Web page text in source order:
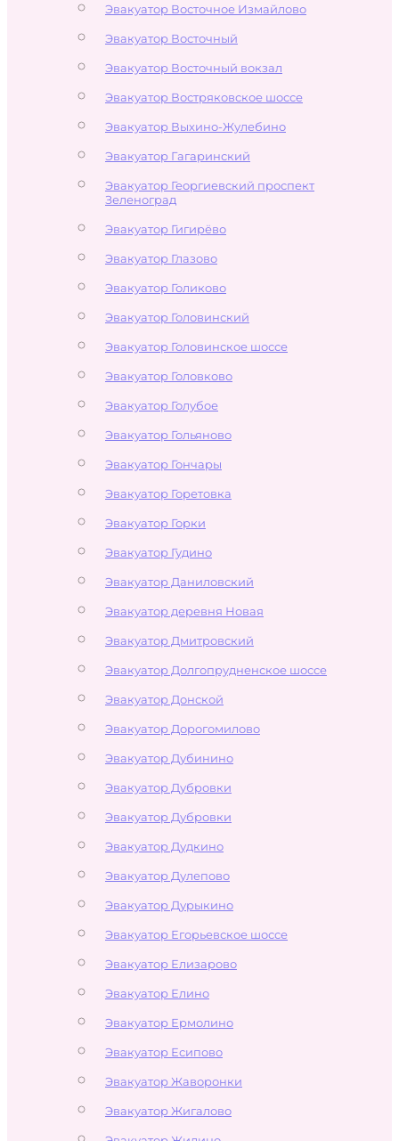
Эвакуатор Восточное Измайлово
Эвакуатор Восточный
Эвакуатор Восточный вокзал
Эвакуатор Востряковское шоссе
Эвакуатор Выхино-Жулебино
Эвакуатор Гагаринский
Эвакуатор Георгиевский проспект
Зеленоград
Эвакуатор Гигирёво
Эвакуатор Глазово
Эвакуатор Голиково
Эвакуатор Головинский
Эвакуатор Головинское шоссе
Эвакуатор Головково
Эвакуатор Голубое
Эвакуатор Гольяново
Эвакуатор Гончары
Эвакуатор Горетовка
Эвакуатор Горки
Эвакуатор Гудино
Эвакуатор Даниловский
Эвакуатор деревня Новая
Эвакуатор Дмитровский
Эвакуатор Долгопрудненское шоссе
Эвакуатор Донской
Эвакуатор Дорогомилово
Эвакуатор Дубинино
Эвакуатор Дубровки
Эвакуатор Дубровки
Эвакуатор Дудкино
Эвакуатор Дулепово
Эвакуатор Дурыкино
Эвакуатор Егорьевское шоссе
Эвакуатор Елизарово
Эвакуатор Елино
Эвакуатор Ермолино
Эвакуатор Есипово
Эвакуатор Жаворонки
Эвакуатор Жигалово